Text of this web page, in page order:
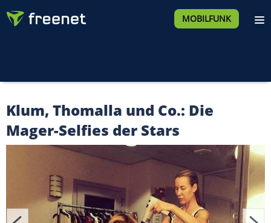
MOBILFUNK
Klum, Thomalla und Co.: Die
Mager-Selfies der Stars